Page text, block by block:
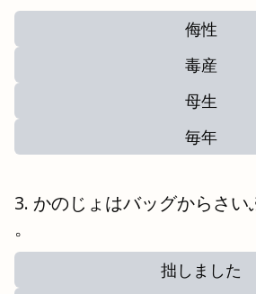
侮性
毒産
母生
毎年
かのじょはバッグからさい
。
拙しました